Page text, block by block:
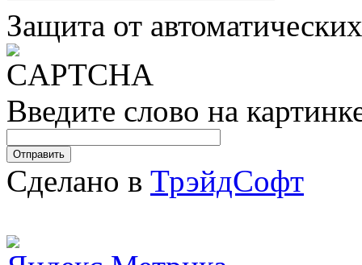
Защита от
Введите слово на
Сделано в ТрэйдСофт